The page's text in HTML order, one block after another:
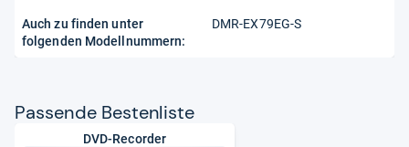
Auch zu finden unter
folgenden Modellnummern:
DMR-EX79EG-S
Pas­sende Bes­ten­liste
DVD-Recorder